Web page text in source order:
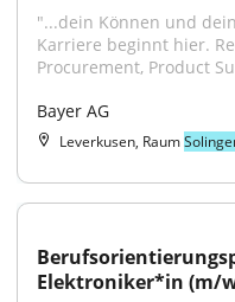
"...dein Können und
Karriere beginnt hier.
Procurement, Product
Bayer AG
Leverkusen, Raum
Elektroniker*in (m/